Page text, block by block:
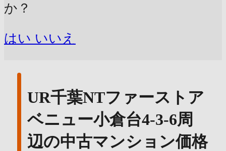
か？
はい いいえ
UR千葉NTファーストア
ベニュー小倉台4-3-6周
辺の中古マンション価格